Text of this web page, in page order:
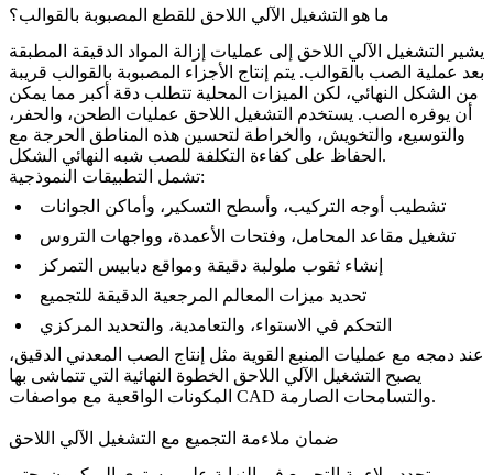
ما هو التشغيل الآلي اللاحق للقطع المصبوبة بالقوالب؟
يشير التشغيل الآلي اللاحق إلى عمليات إزالة المواد الدقيقة المطبقة
بعد عملية الصب بالقوالب. يتم إنتاج الأجزاء المصبوبة بالقوالب قريبة
من الشكل النهائي، لكن الميزات المحلية تتطلب دقة أكبر مما يمكن
أن يوفره الصب. يستخدم التشغيل اللاحق عمليات الطحن، والحفر،
والتوسيع، والتخويش، والخراطة لتحسين هذه المناطق الحرجة مع
الحفاظ على كفاءة التكلفة للصب شبه النهائي الشكل.
تشمل التطبيقات النموذجية:
تشطيب أوجه التركيب، وأسطح التسكير، وأماكن الجوانات
تشغيل مقاعد المحامل، وفتحات الأعمدة، وواجهات التروس
إنشاء ثقوب ملولبة دقيقة ومواقع دبابيس التمركز
تحديد ميزات المعالم المرجعية الدقيقة للتجميع
التحكم في الاستواء، والتعامدية، والتحديد المركزي
عند دمجه مع عمليات المنبع القوية مثل إنتاج الصب المعدني الدقيق،
يصبح التشغيل الآلي اللاحق الخطوة النهائية التي تتماشى بها
المكونات الواقعية مع مواصفات CAD والتسامحات الصارمة.
ضمان ملاءمة التجميع مع التشغيل الآلي اللاحق